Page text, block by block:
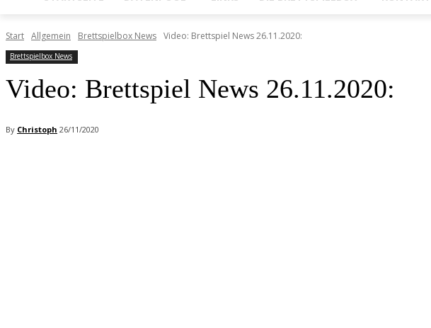
Start Allgemein Brettspielbox News Video: Brettspiel News 26.11.2020:
Brettspielbox News
Video: Brettspiel News 26.11.2020:
By Christoph 26/11/2020